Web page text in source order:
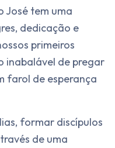
José tem uma
dedicação e
primeiros
inabalável de pregar
farol de esperança
formar discípulos
de uma